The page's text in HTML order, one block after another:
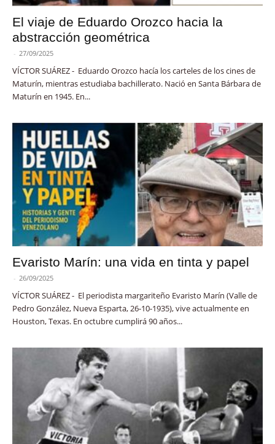
El viaje de Eduardo Orozco hacia la
abstracción geométrica
- 27/09/2025
VÍCTOR SUÁREZ - Eduardo Orozco hacía los carteles de los cines de
Maturín, mientras estudiaba bachillerato. Nació en Santa Bárbara de
Maturín en 1945. En...
Evaristo Marín: una vida en tinta y papel
- 26/09/2025
VÍCTOR SUÁREZ - El periodista margariteño Evaristo Marín (Valle de
Pedro González, Nueva Esparta, 26-10-1935), vive actualmente en
Houston, Texas. En octubre cumplirá 90 años...